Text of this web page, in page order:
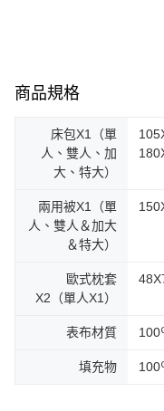
商品規格
床包X1（單
人、雙人、加
大、特大）
兩用被X1（單
人、雙人＆加大
＆特大）
歐式枕套
X2（單人X1）
表布材質 100
填充物 100